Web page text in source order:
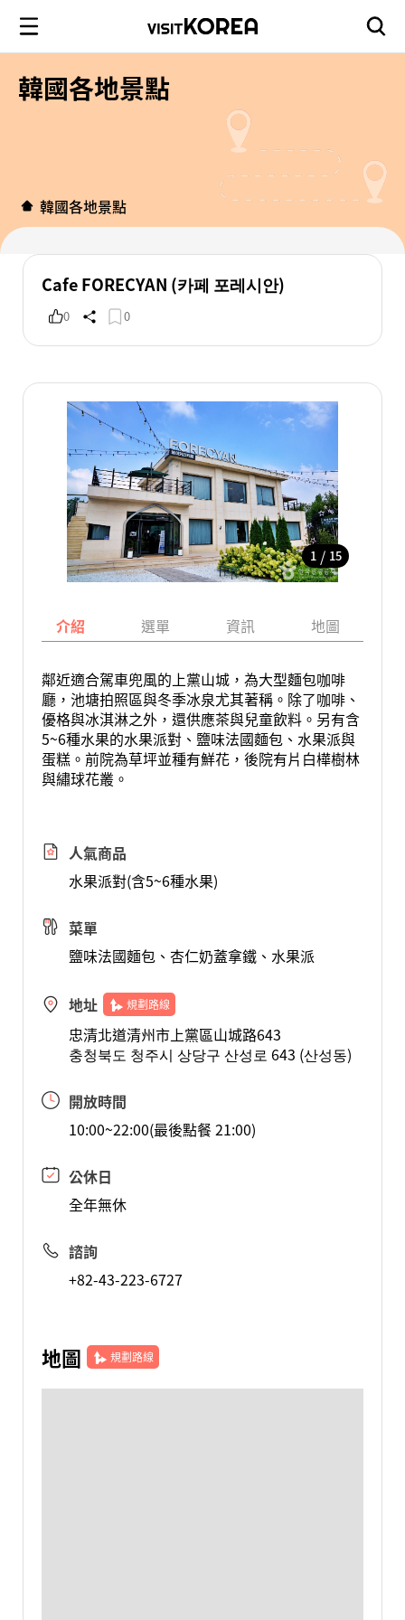
韓國各地景點
韓國各地景點
Cafe FORECYAN (카페 포레시안)
0 0
1 / 15
介紹 選單 資訊 地圖
鄰近適合駕車兜風的上黨山城，為大型麵包咖啡
廳，池塘拍照區與冬季冰泉尤其著稱。除了咖啡、
優格與冰淇淋之外，還供應茶與兒童飲料。另有含
5~6種水果的水果派對、鹽味法國麵包、水果派與
蛋糕。前院為草坪並種有鮮花，後院有片白樺樹林
與繡球花叢。
人氣商品
水果派對(含5~6種水果)
菜單
鹽味法國麵包、杏仁奶蓋拿鐵、水果派
地址 規劃路線
忠清北道清州市上黨區山城路643
충청북도 청주시 상당구 산성로 643 (산성동)
開放時間
10:00~22:00(最後點餐 21:00)
公休日
全年無休
諮詢
+82-43-223-6727
地圖 規劃路線